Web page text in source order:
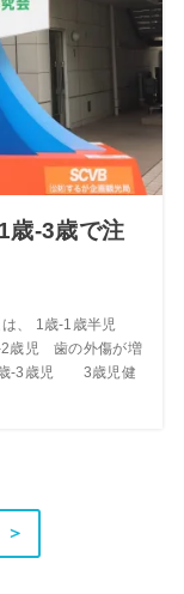
-3歳で注
は、 1歳-1歳半児
-2歳児 歯の外傷が増
2歳-3歳児 3歳児健
＞